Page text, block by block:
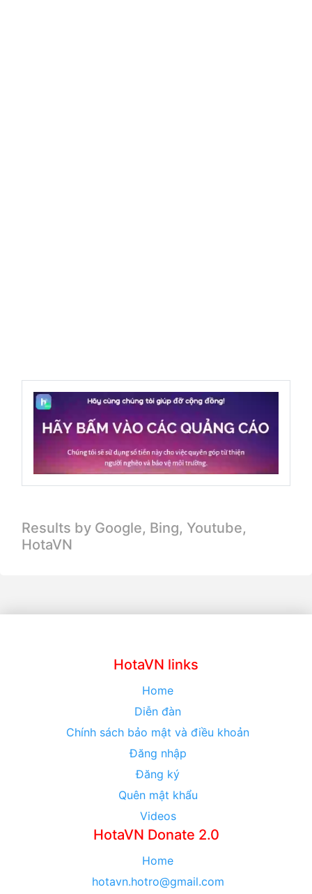
Results by Google, Bing, Youtube,
HotaVN
HotaVN links
Home
Diễn đàn
Chính sách bảo mật và điều khoản
Đăng nhập
Đăng ký
Quên mật khẩu
Videos
HotaVN Donate 2.0
Home
hotavn.hotro@gmail.com